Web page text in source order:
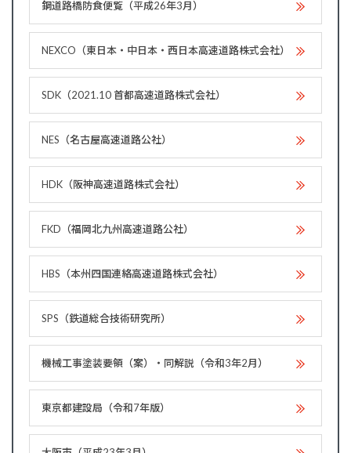
鋼道路橋防食便覧（平成26年3月）
NEXCO（東日本・中日本・西日本高速道路株式会社）
SDK（2021.10 首都高速道路株式会社）
NES（名古屋高速道路公社）
HDK（阪神高速道路株式会社）
FKD（福岡北九州高速道路公社）
HBS（本州四国連絡高速道路株式会社）
SPS（鉄道総合技術研究所）
機械工事塗装要領（案）・同解説（令和3年2月）
東京都建設局（令和7年版）